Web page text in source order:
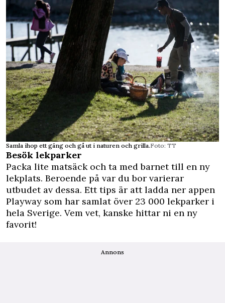
Samla ihop ett gäng och gå ut i naturen och grilla.Foto: TT
Besök lekparker
Packa lite matsäck och ta med barnet till en ny
lekplats. Beroende på var du bor varierar
utbudet av dessa. Ett tips är att ladda ner appen
Playway som har samlat över 23 000 lekparker i
hela Sverige. Vem vet, kanske hittar ni en ny
favorit!
Annons